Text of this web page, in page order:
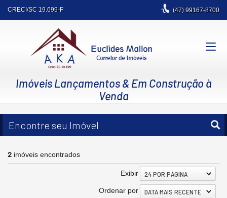
CRECI/SC 19.699-F (47)99167-8700
Imóveis Lançamentos & Em Construção à
Venda
Encontre seu Imóvel
2 imóveis encontrados
Exibir 24 POR PÁGINA
Ordenar por DATA MAIS RECENTE